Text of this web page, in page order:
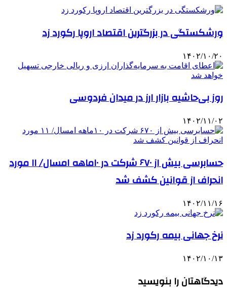
ورشکستگی در بزرگترین اقتصاد اروپا رکورد زد
۱۴۰۲/۱۰/۲۰
روز بی‌حاشیه بازار ارز در میدان فردوسی
۱۴۰۲/۱۱/۰۲
حسابرسی بیش از ۶۷۰ شرکت در ۱۰ماهه امسال/ ۱۱ مورد
انحراف از قوانین کشف شد
۱۴۰۲/۱۱/۱۶
نرخ جهانی بیمه رکورد زد
۱۴۰۲/۱۰/۱۳
دیدگاهتان را بنویسید